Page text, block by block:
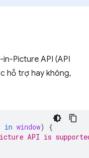
Picture API (API
hỗ trợ hay không,
in window)
{
API is